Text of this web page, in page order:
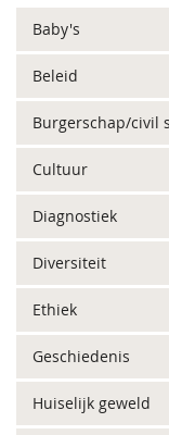
Baby's
Beleid
Burgerschap/civil
Cultuur
Diagnostiek
Diversiteit
Ethiek
Geschiedenis
Huiselijk geweld